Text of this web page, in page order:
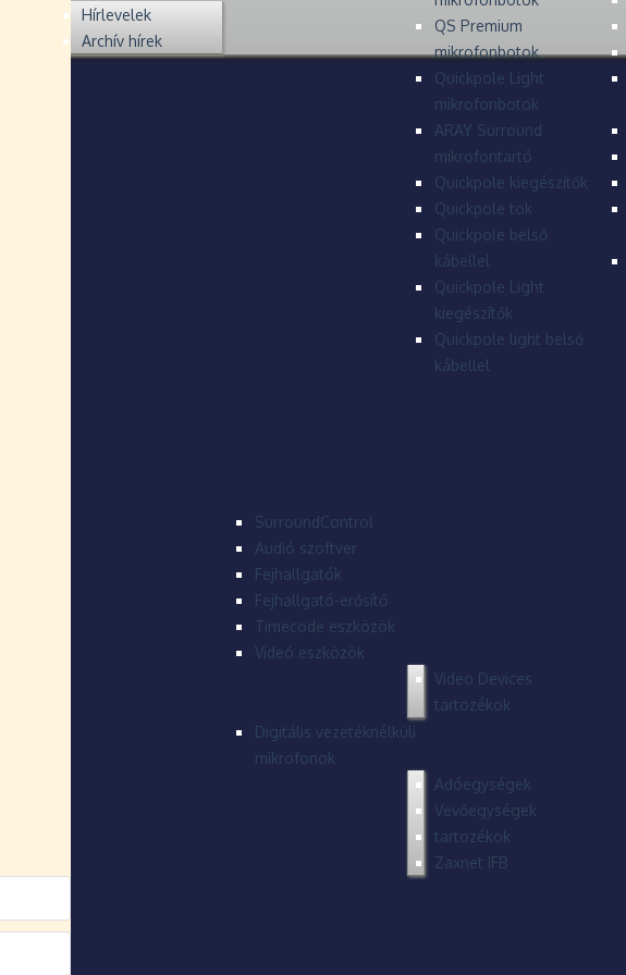
QS Premium
mikrofonbotok
Quickpole Light
mikrofonbotok
ARAY Surround
mikrofontartó
Quickpole kiegészítők
Quickpole tok
Quickpole belső
kábellel
Quickpole Light
kiegészítők
Quickpole light belső
kábellel
SurroundControl
Audió szoftver
Fejhallgatók
Fejhallgató-erősítő
Timecode eszközök
Videó eszközök
Video Devices
tartozékok
Digitális vezetéknélküli
mikrofonok
Adóegységek
Vevőegységek
tartozékok
Zaxnet IFB
Hírlevelek
Archív hírek